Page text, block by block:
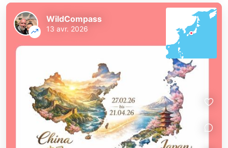
WildCompass
13 avr. 2026